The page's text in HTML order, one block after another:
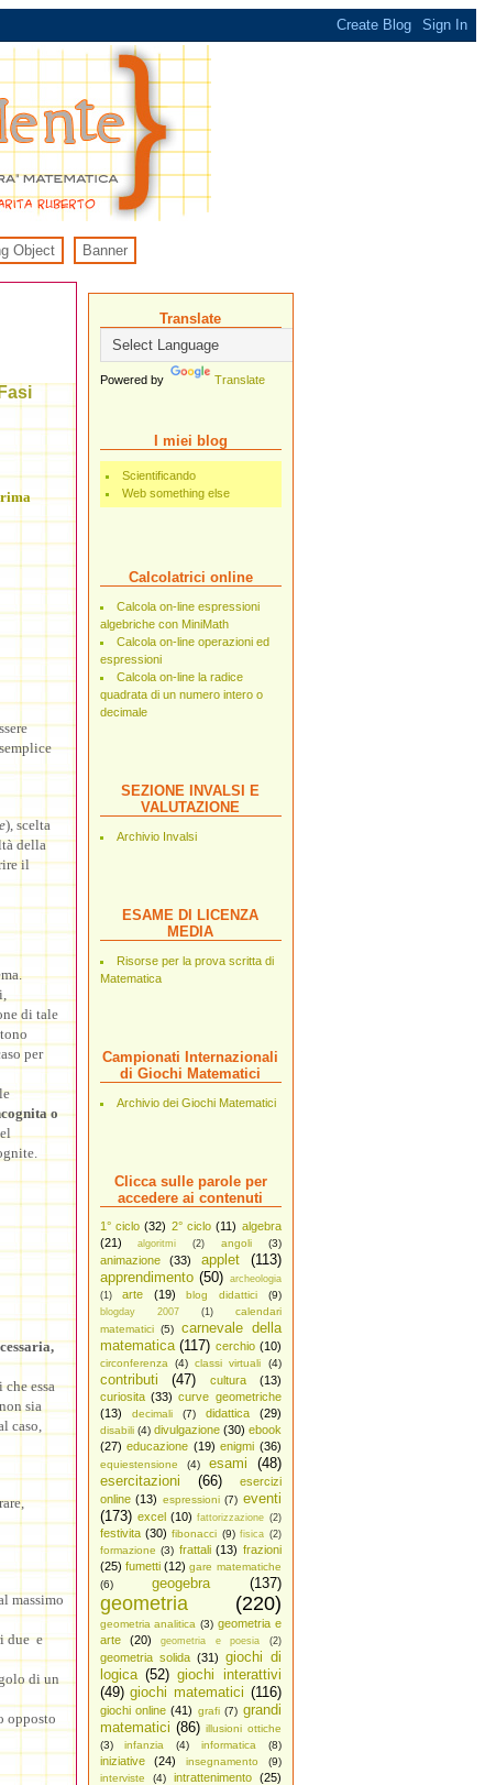
Object Banner
Translate
Powered by Translate
I miei blog
Scientificando
Web something else
Calcolatrici online
Calcola on-line espressioni
algebriche con MiniMath
Calcola on-line operazioni ed
espressioni
Calcola on-line la radice
quadrata di un numero intero o
decimale
SEZIONE INVALSI E
VALUTAZIONE
Archivio Invalsi
ESAME DI LICENZA
MEDIA
Risorse per la prova scritta di
Matematica
Campionati Internazionali
di Giochi Matematici
Archivio dei Giochi Matematici
Clicca sulle parole per
accedere ai contenuti
1° ciclo (32) 2° ciclo (11) algebra
(21)
algoritmi (2) angoli (3)
animazione (33) applet
(113)
apprendimento (50) archeologia
(1)
arte (19) blog didattici (9)
blogday 2007 (1)
calendari
matematici
(5)
carnevale della
matematica (117) cerchio (10)
circonferenza (4) classi virtuali (4)
contributi (47) cultura
(13)
curiosita (33) curve geometriche
(13)
decimali (7) didattica (29)
disabili (4) divulgazione (30) ebook
(27) educazione (19) enigmi (36)
equiestensione (4) esami
(48)
esercitazioni
(66)
esercizi
online (13) espressioni (7) eventi
(173) excel (10) fattorizzazione (2)
festivita (30) fibonacci (9) fisica (2)
formazione (3) frattali (13) frazioni
(25) fumetti (12) gare matematiche
(6)
geogebra (137)
geometria (220)
geometria analitica (3) geometria e
arte
(20) geometria e poesia (2)
geometria solida (31) giochi di
logica (52) giochi interattivi
(49) giochi matematici (116)
giochi online (41) grafi (7) grandi
matematici (86) illusioni ottiche
(3)
infanzia (4) informatica (8)
iniziative (24) insegnamento
(9)
interviste
(4) intrattenimento
(25)
), scelta
della
il
di tale
per
o
essa
sia
caso,
massimo
due e
di un
opposto